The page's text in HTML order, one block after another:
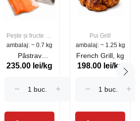
Pește și fructe de
mare
ambalaj: ~ 0.7 kg
Păstrav
Somonat
235.00 lei/kg
Pui Grill
ambalaj: ~ 1.25 kg
French Grill, kg
198.00 lei/kg